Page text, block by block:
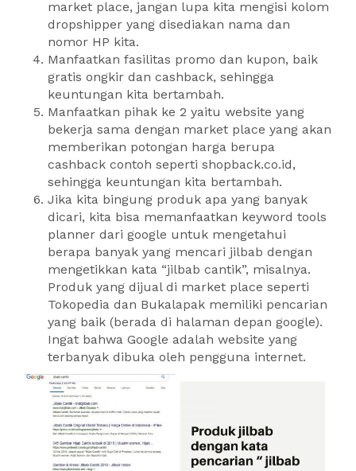
market place, jangan lupa kita mengisi kolom
dropshipper yang disediakan nama dan
nomor HP kita.
Manfaatkan fasilitas promo dan kupon, baik
gratis ongkir dan cashback, sehingga
keuntungan kita bertambah.
Manfaatkan pihak ke 2 yaitu website yang
bekerja sama dengan market place yang akan
memberikan potongan harga berupa
cashback contoh seperti shopback.co.id,
sehingga keuntungan kita bertambah.
Jika kita bingung produk apa yang banyak
dicari, kita bisa memanfaatkan keyword tools
planner dari google untuk mengetahui
berapa banyak yang mencari jilbab dengan
mengetikkan kata “jilbab cantik”, misalnya.
Produk yang dijual di market place seperti
Tokopedia dan Bukalapak memiliki pencarian
yang baik (berada di halaman depan google).
Ingat bahwa Google adalah website yang
terbanyak dibuka oleh pengguna internet.